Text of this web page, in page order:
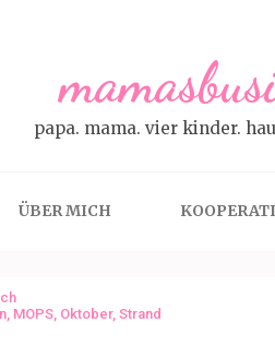
papa. mama. vier kinder.
ÜBER MICH
, MOPS, Oktober, Strand